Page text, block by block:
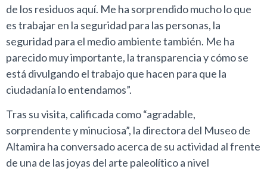
de los residuos aquí. Me ha sorprendido mucho lo que
es trabajar en la seguridad para las personas, la
seguridad para el medio ambiente también. Me ha
parecido muy importante, la transparencia y cómo se
está divulgando el trabajo que hacen para que la
ciudadanía lo entendamos”.
Tras su visita, calificada como “agradable,
sorprendente y minuciosa”, la directora del Museo de
Altamira ha conversado acerca de su actividad al frente
de una de las joyas del arte paleolítico a nivel